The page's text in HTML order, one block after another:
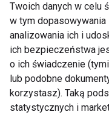
Szeroki zakres
Twoich danych w celu
w tym
analizowania ich i
ich bezpieczeństwa
o ich świadczenie
lub podobne
korzystasz). Taką
statystycznych i